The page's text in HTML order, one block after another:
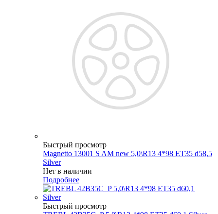
Быстрый просмотр
Magnetto 13001 S AM new 5,0\R13 4*98 ET35 d58,5
Silver
Нет в наличии
Подробнее
Быстрый просмотр